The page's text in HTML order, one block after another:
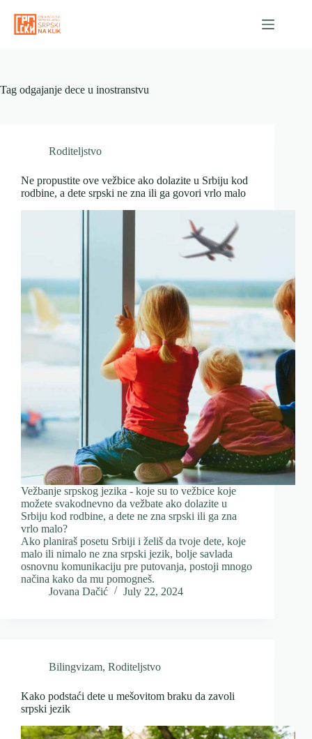
content
Tag odgajanje dece u inostranstvu
Roditeljstvo
Ne propustite ove vežbice ako dolazite u Srbiju kod
rodbine, a dete srpski ne zna ili ga govori vrlo malo
Vežbanje srpskog jezika - koje su to vežbice koje
možete svakodnevno da vežbate ako dolazite u
Srbiju kod rodbine, a dete ne zna srpski ili ga zna
vrlo malo?
Ako planiraš posetu Srbiji i želiš da tvoje dete, koje
malo ili nimalo ne zna srpski jezik, bolje savlada
osnovnu komunikaciju pre putovanja, postoji mnogo
načina kako da mu pomogneš.
Jovana Dačić
July 22, 2024
Bilingvizam, Roditeljstvo
Kako podstaći dete u mešovitom braku da zavoli
srpski jezik